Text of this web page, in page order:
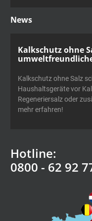
News
Kalkschutz ohne
Kalkschutz ohne Salz
Haushaltsgeräte vor
Regeneriersalz oder
mehr erfahren!
Hotline:
0800 - 62 92